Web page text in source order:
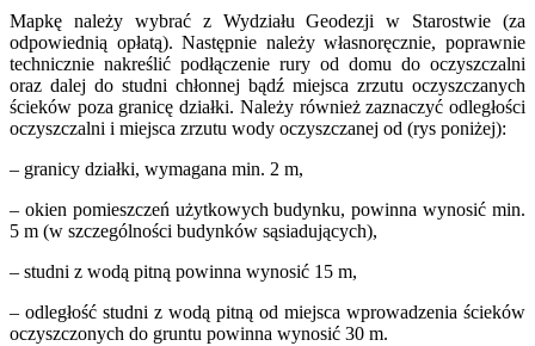
Mapkę należy wybrać z Wydziału Geodezji w Starostwie (za
odpowiednią opłatą). Następnie należy własnoręcznie, poprawnie
technicznie nakreślić podłączenie rury od domu do oczyszczalni
oraz dalej do studni chłonnej bądź miejsca zrzutu oczyszczanych
ścieków poza granicę działki. Należy również zaznaczyć odległości
oczyszczalni i miejsca zrzutu wody oczyszczanej od (rys poniżej):
– granicy działki, wymagana min. 2 m,
– okien pomieszczeń użytkowych budynku, powinna wynosić min.
5 m (w szczególności budynków sąsiadujących),
– studni z wodą pitną powinna wynosić 15 m,
– odległość studni z wodą pitną od miejsca wprowadzenia ścieków
oczyszczonych do gruntu powinna wynosić 30 m.